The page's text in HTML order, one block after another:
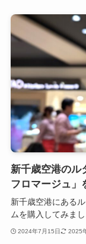
新千歳空港のル
フロマージュ」
新千歳空港にある
ムを購入してみまし
2024年7月15日 2025